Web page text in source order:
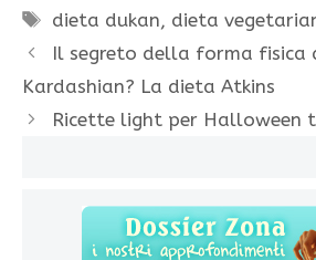
Tag
dieta dukan, dieta
Il segreto della forma fisica
Kardashian? La dieta Atkins
Ricette light per Halloween